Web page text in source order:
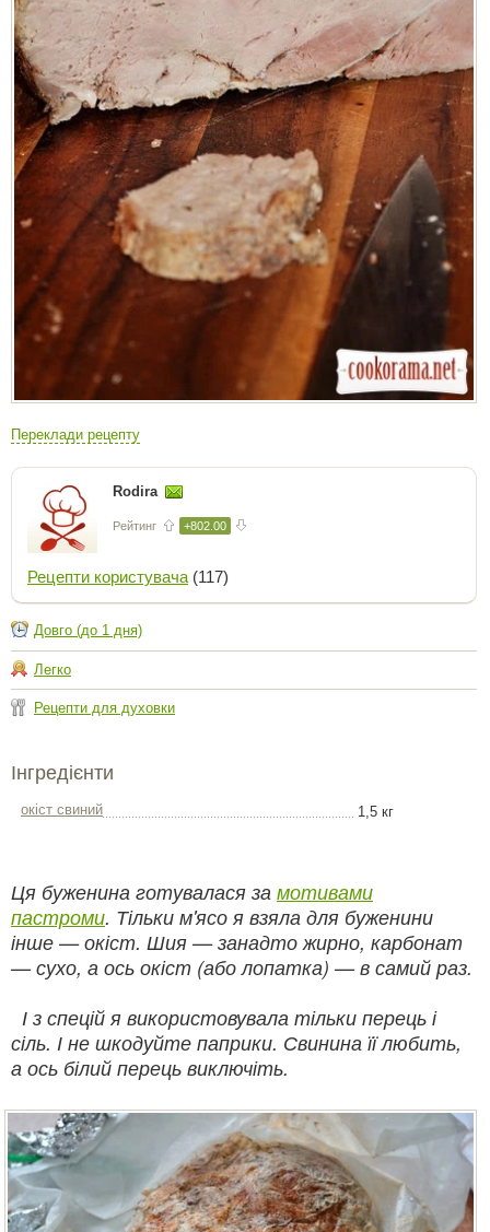
Переклади рецепту
Rodira
Рейтинг +802.00
Рецепти користувача (117)
Довго (до 1 дня)
Легко
Рецепти для духовки
Інгредієнти
окіст свиний 1,5 кг
Ця буженина готувалася за мотивами
пастроми. Тільки м'ясо я взяла для буженини
інше — окіст. Шия — занадто жирно, карбонат
— сухо, а ось окіст (або лопатка) — в самий раз.
І з спецій я використовувала тільки перець і
сіль. І не шкодуйте паприки. Свинина її любить,
а ось білий перець виключіть.